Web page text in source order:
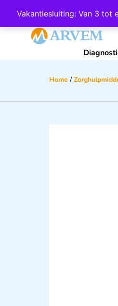
Vakantiesluiting: Van 3 tot
Wij
Home /